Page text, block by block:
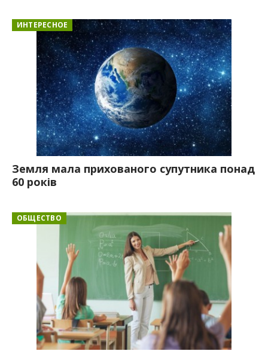
ИНТЕРЕСНОЕ
Земля мала прихованого супутника понад
60 років
ОБЩЕСТВО